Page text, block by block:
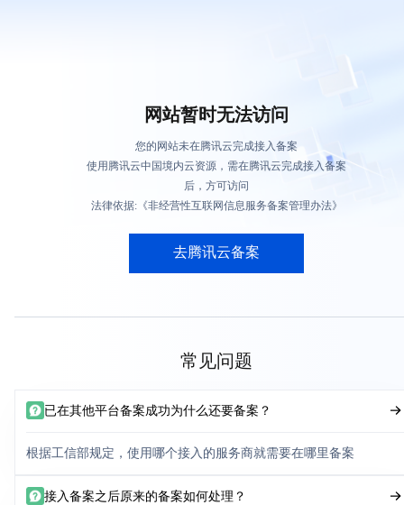
网站暂时无法访问
您的网站未在腾讯云完成接入备案
使用腾讯云中国境内云资源，需在腾讯云完成接入备案
后，方可访问
法律依据:《非经营性互联网信息服务备案管理办法》
去腾讯云备案
常见问题
已在其他平台备案成功为什么还要备案？
根据工信部规定，使用哪个接入的服务商就需要在哪里备案
接入备案之后原来的备案如何处理？